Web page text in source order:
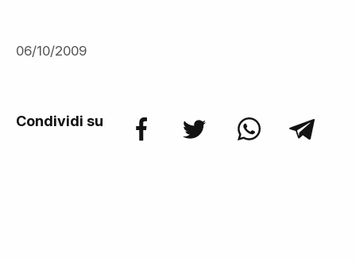
06/10/2009
Condividi su